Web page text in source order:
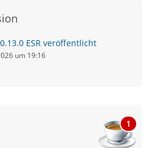
ESR veröffentlicht
um 19:16
1